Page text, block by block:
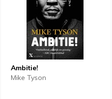
Ambitie!
Mike Tyson